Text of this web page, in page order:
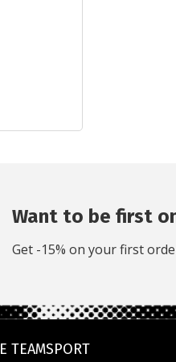
Want to be first
Get -15% on your first
TEAMSPORT